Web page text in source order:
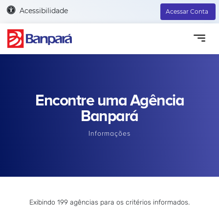
Acessibilidade Acessar Conta
Encontre uma Agência
Banpará
Informações
Exibindo 199 agências para os critérios informados.